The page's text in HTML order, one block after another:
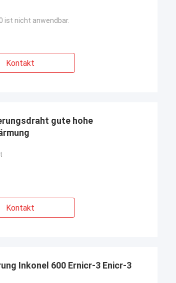
ist nicht anwendbar.
Kontakt
gute hohe
Kontakt
Inkonel 600 Ernicr-3 Enicr-3